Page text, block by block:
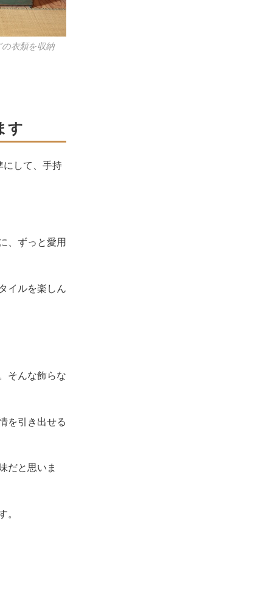
衣類を収納
す
にして、手持
、ずっと愛用
イルを楽しん
そんな飾らな
を引き出せる
だと思いま
。